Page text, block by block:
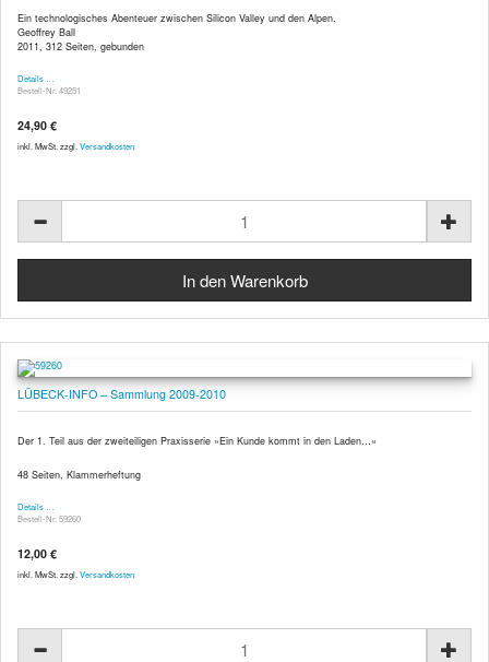
Ein technologisches Abenteuer zwischen Silicon Valley und den Alpen.
Geoffrey Ball
2011, 312 Seiten, gebunden
Details …
Bestell-Nr. 49251
24,90 €
inkl. MwSt. zzgl. Versandkosten
LÜBECK-INFO – Sammlung 2009-2010
Der 1. Teil aus der zweiteiligen Praxisserie »Ein Kunde kommt in den Laden…«
48 Seiten, Klammerheftung
Details …
Bestell-Nr. 59260
12,00 €
inkl. MwSt. zzgl. Versandkosten